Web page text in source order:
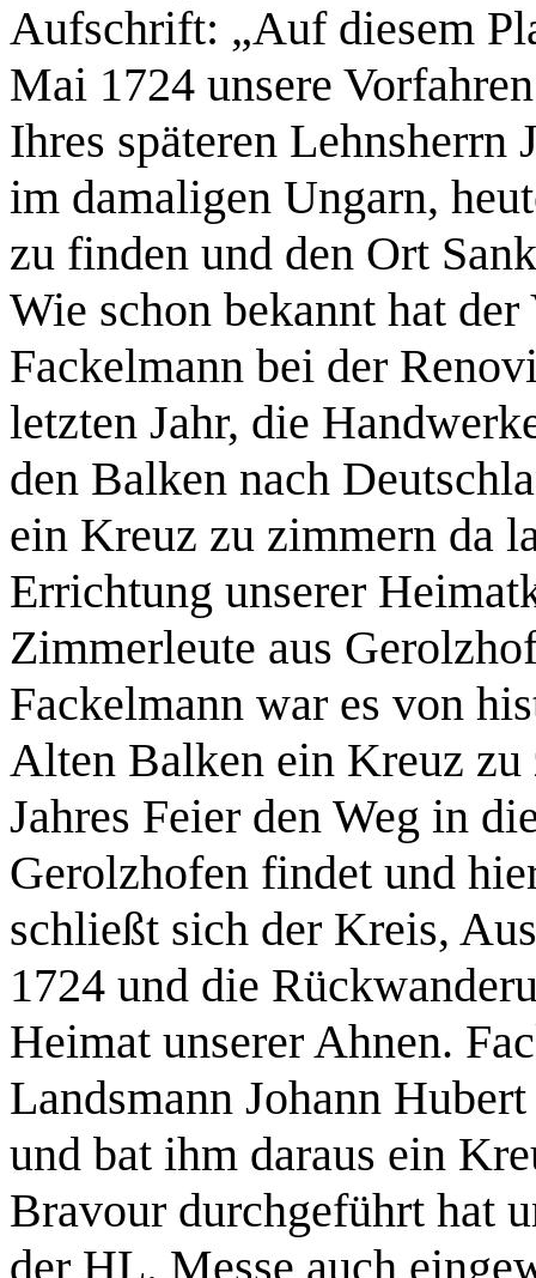
Aufschrift: „Auf diesem
Mai 1724 unsere
Ihres späteren
im damaligen Ungarn,
zu finden und den Ort
Wie schon bekannt hat
Fackelmann bei der
letzten Jahr, die
den Balken nach
ein Kreuz zu zimmern da
Errichtung unserer
Zimmerleute aus
Fackelmann war es von
Alten Balken ein Kreuz zu
Jahres Feier den Weg in
Gerolzhofen findet und
schließt sich der Kreis,
1724 und die
Heimat unserer Ahnen.
Landsmann Johann
und bat ihm daraus ein
Bravour durchgeführt hat
der HL. Messe auch